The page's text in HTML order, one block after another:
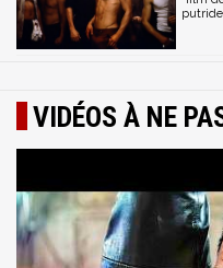
VIDÉOS À NE